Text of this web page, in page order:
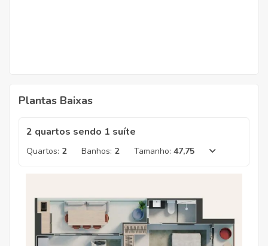
Plantas Baixas
2 quartos sendo 1 suíte
Quartos: 2 Banhos: 2 Tamanho: 47,75